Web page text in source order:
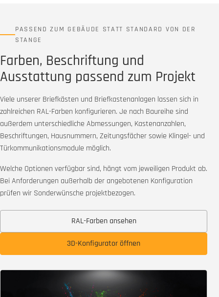
PASSEND ZUM GEBÄUDE STATT STANDARD VON DER
STANGE
Farben, Beschriftung und
Ausstattung passend zum Projekt
Viele unserer Briefkästen und Briefkastenanlagen lassen sich in
zahlreichen RAL-Farben konfigurieren. Je nach Baureihe sind
außerdem unterschiedliche Abmessungen, Kastenanzahlen,
Beschriftungen, Hausnummern, Zeitungsfächer sowie Klingel- und
Türkommunikationsmodule möglich.
Welche Optionen verfügbar sind, hängt vom jeweiligen Produkt ab.
Bei Anforderungen außerhalb der angebotenen Konfiguration
prüfen wir Sonderwünsche projektbezogen.
RAL-Farben ansehen
3D-Konfigurator öffnen